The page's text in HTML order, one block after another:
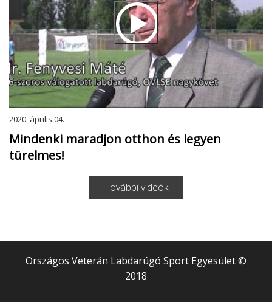
2020. április 04.
Mindenki maradjon otthon és legyen
türelmes!
További videók
Országos Veterán Labdarúgó Sport Egyesület ©
2018